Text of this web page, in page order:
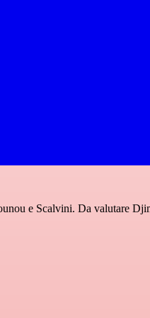
e Scalvini. Da valutare